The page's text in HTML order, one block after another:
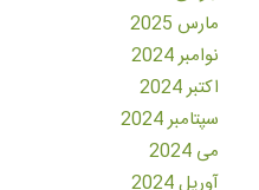
مارس 2025
نوامبر 2024
اکتبر 2024
سپتامبر 2024
می 2024
آوریل 2024